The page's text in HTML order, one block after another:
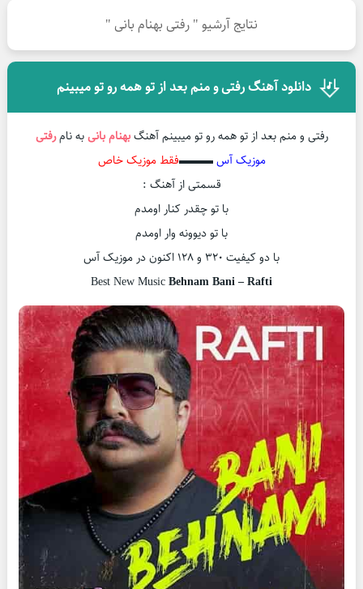
نتایج آرشیو " رفتی بهنام بانی "
دانلود آهنگ رفتی و منم بعد از تو همه رو تو میبینم
رفتی و منم بعد از تو همه رو تو میبینم آهنگبهنام بانیبه نامرفتی
موزیک آس▬▬▬فقط موزیک خاص
قسمتی از آهنگ :
با تو چقدر کنار اومدم
با تو دیوونه وار اومدم
با دو کیفیت ۳۲۰ و ۱۲۸ اکنون در موزیک آس
Best New MusicBehnam Bani – Rafti